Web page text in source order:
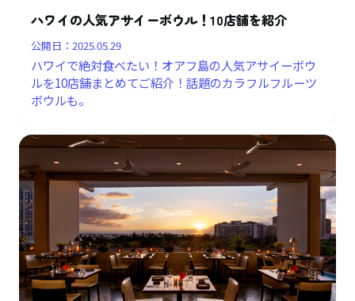
ハワイの人気アサイーボウル！10店舗を紹介
公開日：2025.05.29
ハワイで絶対食べたい！オアフ島の人気アサイーボウ
ルを10店舗まとめてご紹介！話題のカラフルフルーツ
ボウルも。